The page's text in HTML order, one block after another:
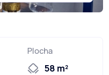
Plocha
58 m²